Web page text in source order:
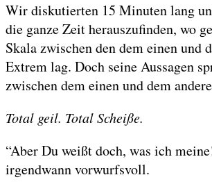
Wir diskutierten 15 Minuten lang
die ganze Zeit herauszufinden, wo
Skala zwischen den dem einen und
Extrem lag. Doch seine Aussagen
zwischen dem einen und dem
Total geil. Total Scheiße.
“Aber Du weißt doch, was ich
irgendwann vorwurfsvoll.